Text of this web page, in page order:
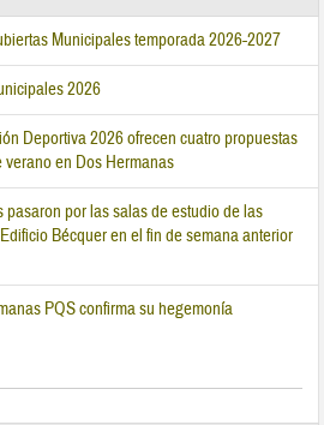
Municipales temporada 2026-2027
2026
Deportiva 2026 ofrecen cuatro propuestas
en Dos Hermanas
pasaron por las salas de estudio de las
Bécquer en el fin de semana anterior
PQS confirma su hegemonía